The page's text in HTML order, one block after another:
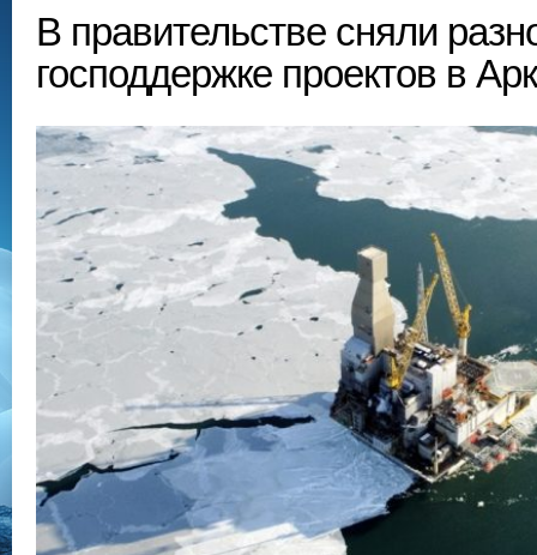
В правительстве сняли
господдержке проектов в